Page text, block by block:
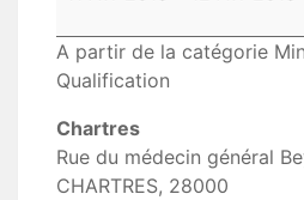
A partir de la catégorie
Qualification
Chartres
Rue du médecin général
CHARTRES, 28000